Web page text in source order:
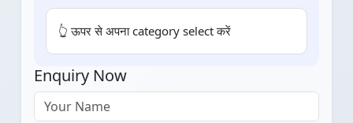
👆 ऊपर से अपना category select करें
Enquiry Now